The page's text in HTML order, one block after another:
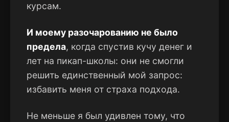
курсам.
И моему разочарованию не было
предела, когда спустив кучу денег и
лет на пикап-школы: они не смогли
решить единственный мой запрос:
избавить меня от страха подхода.
Не меньше я был удивлен тому, что